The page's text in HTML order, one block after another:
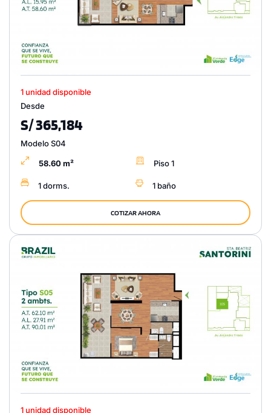
1 unidad disponible
Desde
S/ 365,184
Modelo S04
58.60 m² Piso 1
1 dorms. 1 baño
COTIZAR AHORA
1 unidad disponible